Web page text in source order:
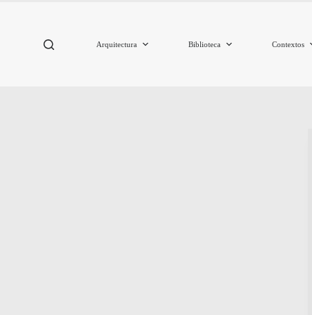
Arquitectura Biblioteca Contextos